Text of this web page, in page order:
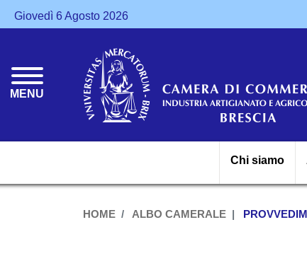
Giovedì 6 Agosto 2026
MENU
Chi siamo
HOME ALBO CAMERALE